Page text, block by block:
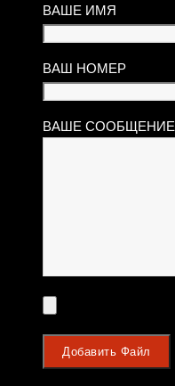
ВАШЕ ИМЯ
ВАШ НОМЕР
ВАШЕ СООБЩЕНИЕ